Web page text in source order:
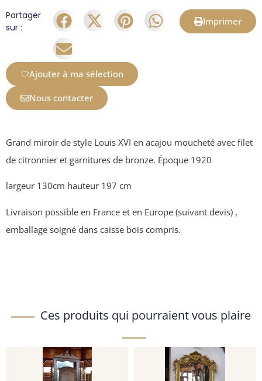
Partager
sur :
Imprimer
Ajouter à ma sélection
Nous contacter
Grand miroir de style Louis XVI en acajou moucheté avec filet
de citronnier et garnitures de bronze. Époque 1920
largeur 130cm hauteur 197 cm
Livraison possible en France et en Europe (suivant devis) ,
emballage soigné dans caisse bois compris.
Ces produits qui pourraient vous plaire